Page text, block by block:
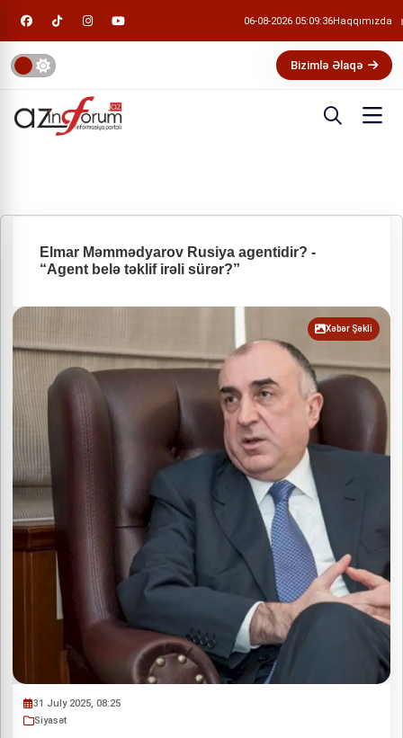
06-08-2026 05:09:37Haqqımızda
Bizimlə Əlaqə
Elmar Məmmədyarov Rusiya agentidir? -
“Agent belə təklif irəli sürər?”
Xəbər Şəkli
31 July 2025, 08:25
Siyasət